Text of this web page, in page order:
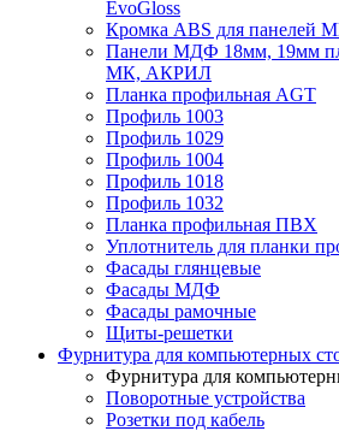
EvoGloss
Кромка ABS для панелей
Панели МДФ 18мм, 19мм
МК, АКРИЛ
Планка профильная AGT
Профиль 1003
Профиль 1029
Профиль 1004
Профиль 1018
Профиль 1032
Планка профильная ПВХ
Уплотнитель для планки
Фасады глянцевые
Фасады МДФ
Фасады рамочные
Щиты-решетки
Фурнитура для компьютерных
Фурнитура для
Поворотные устройства
Розетки под кабель